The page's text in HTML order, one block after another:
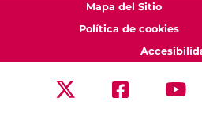
Mapa del Sitio
Política de cookies